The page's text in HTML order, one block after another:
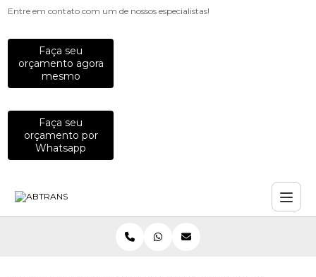
Entre em contato com um de nossos especialistas!
Faça seu
orçamento agora
mesmo
Faça seu
orçamento por
Whatsapp